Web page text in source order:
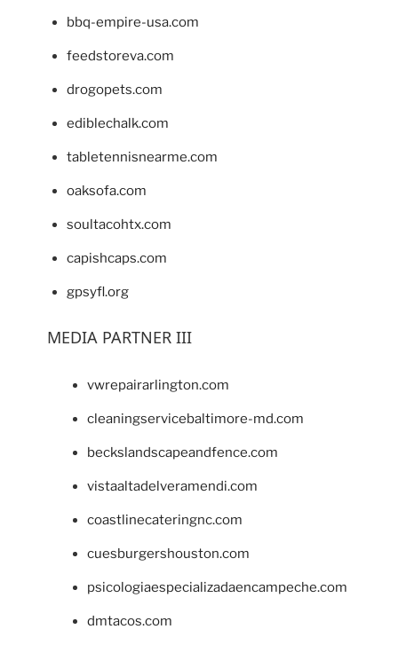
bbq-empire-usa.com
feedstoreva.com
drogopets.com
ediblechalk.com
tabletennisnearme.com
oaksofa.com
soultacohtx.com
capishcaps.com
gpsyfl.org
MEDIA PARTNER III
vwrepairarlington.com
cleaningservicebaltimore-md.com
beckslandscapeandfence.com
vistaaltadelveramendi.com
coastlinecateringnc.com
cuesburgershouston.com
psicologiaespecializadaencampeche.com
dmtacos.com